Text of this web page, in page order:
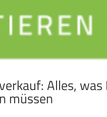
Alles,
müssen